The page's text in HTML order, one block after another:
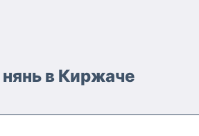
в Киржаче